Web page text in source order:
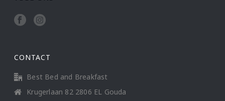
CONTACT
Best Bed and Breakfast
Krugerlaan 82 2806 EL Gouda